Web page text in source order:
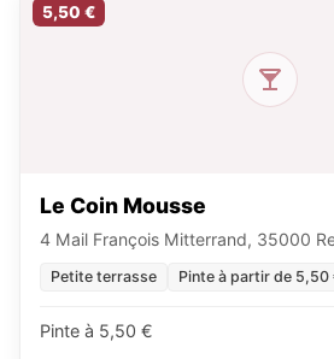
5,50 €
Le Coin Mousse
4 Mail François Mitterrand, 35000
Petite terrasse Pinte à partir de 5,50
Pinte à 5,50 €